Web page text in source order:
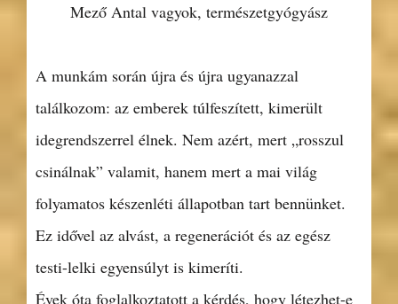
Mező Antal vagyok, természetgyógyász
A munkám során újra és újra ugyanazzal
találkozom: az emberek túlfeszített, kimerült
idegrendszerrel élnek. Nem azért, mert „rosszul
csinálnak” valamit, hanem mert a mai világ
folyamatos készenléti állapotban tart bennünket.
Ez idővel az alvást, a regenerációt és az egész
testi-lelki egyensúlyt is kimeríti.
Évek óta foglalkoztatott a kérdés, hogy létezhet-e